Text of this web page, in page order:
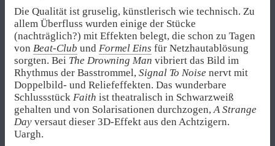
Die Qualität ist gruselig, künstlerisch wie technisch. Zu
allem Überfluss wurden einige der Stücke
(nachträglich?) mit Effekten belegt, die schon zu Tagen
von Beat-Club und Formel Eins für Netzhautablösung
sorgten. Bei The Drowning Man vibriert das Bild im
Rhythmus der Basstrommel, Signal To Noise nervt mit
Doppelbild- und Reliefeffekten. Das wunderbare
Schlussstück Faith ist theatralisch in Schwarzweiß
gehalten und von Solarisationen durchzogen,A Strange
Day versaut dieser 3D-Effekt aus den Achtzigern.
Uargh.